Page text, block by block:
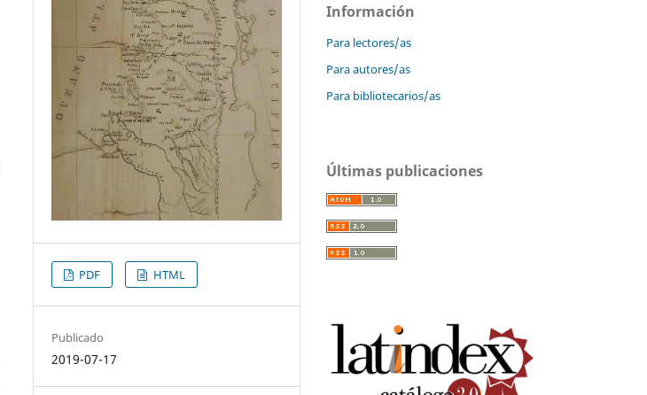
PDF HTML
Publicado
2019-07-17
Información
Para lectores/as
Para autores/as
Para bibliotecarios/as
Últimas publicaciones